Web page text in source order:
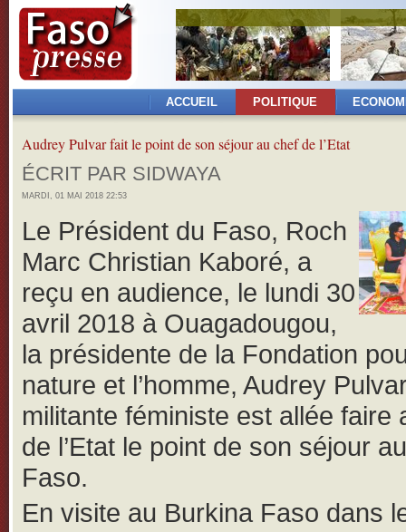
ACCUEIL POLITIQUE
Audrey Pulvar fait le point de son séjour au chef de l’Etat
ÉCRIT PAR SIDWAYA
MARDI, 01 MAI 2018 22:53
Le Président du Faso, Roch
Marc Christian Kaboré, a
reçu en audience, le lundi 30
avril 2018 à Ouagadougou,
la présidente de la Fondation
nature et l’homme, Audrey
militante féministe est allée faire
de l’Etat le point de son séjour
Faso.
En visite au Burkina Faso dans